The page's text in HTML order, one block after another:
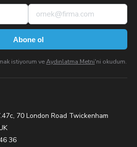
Abone ol
istiyorum veAydınlatma Metni'ni okudum.
70 London Road Twickenham
36